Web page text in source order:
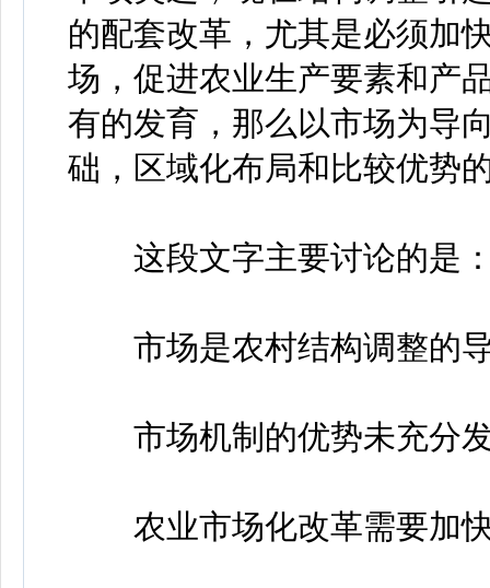
的配套改革，尤其是必须加
场，促进农业生产要素和产
有的发育，那么以市场为导
础，区域化布局和比较优势
这段文字主要讨论的是
市场是农村结构调整的
市场机制的优势未充分
农业市场化改革需要加